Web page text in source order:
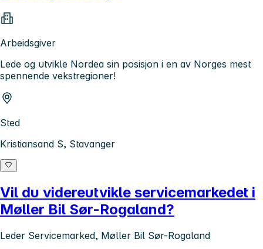
Arbeidsgiver
Lede og utvikle Nordea sin posisjon i en av Norges mest
spennende vekstregioner!
Sted
Kristiansand S, Stavanger
Vil du videreutvikle servicemarkedet i
Møller Bil Sør-Rogaland?
Leder Servicemarked, Møller Bil Sør-Rogaland